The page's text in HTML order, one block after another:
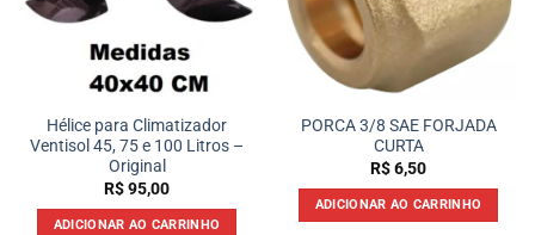
Hélice para Climatizador
Ventisol 45, 75 e 100 Litros –
Original
R$95,00
ADICIONAR AO CARRINHO
PORCA 3/8 SAE FORJADA
CURTA
R$6,50
ADICIONAR AO CARRINHO